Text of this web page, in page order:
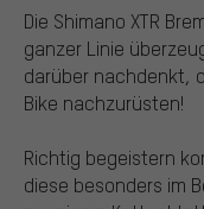
Die Shimano XTR
ganzer Linie
darüber nachdenkt,
Bike nachzurüsten!
Richtig begeistern
diese besonders im